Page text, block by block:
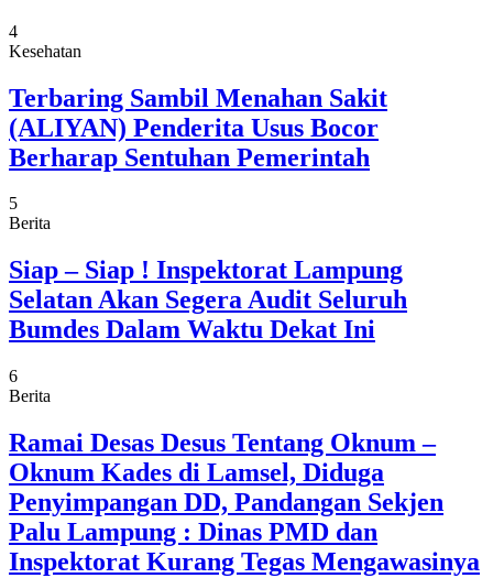
4
Kesehatan
Terbaring Sambil Menahan Sakit
(ALIYAN) Penderita Usus Bocor
Berharap Sentuhan Pemerintah
5
Berita
Siap – Siap ! Inspektorat Lampung
Selatan Akan Segera Audit Seluruh
Bumdes Dalam Waktu Dekat Ini
6
Berita
Ramai Desas Desus Tentang Oknum –
Oknum Kades di Lamsel, Diduga
Penyimpangan DD, Pandangan Sekjen
Palu Lampung : Dinas PMD dan
Inspektorat Kurang Tegas Mengawasinya